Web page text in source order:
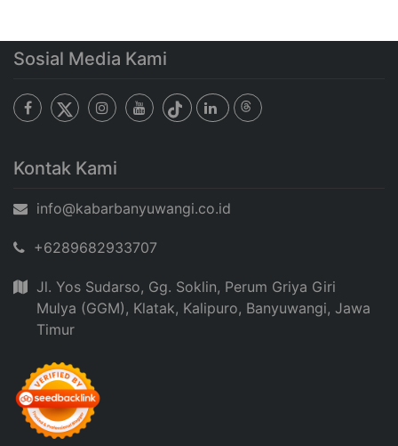
Sosial Media Kami
Kontak Kami
info@kabarbanyuwangi.co.id
+6289682933707
Jl. Yos Sudarso, Gg. Soklin, Perum Griya Giri
Mulya (GGM), Klatak, Kalipuro, Banyuwangi, Jawa
Timur